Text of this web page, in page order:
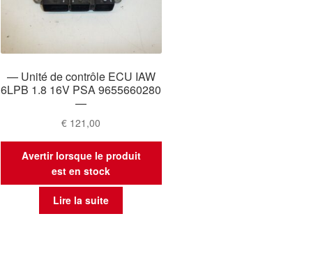
— Unité de contrôle ECU IAW
6LPB 1.8 16V PSA 9655660280
—
€ 121,00
Avertir lorsque le produit
est en stock
Lire la suite